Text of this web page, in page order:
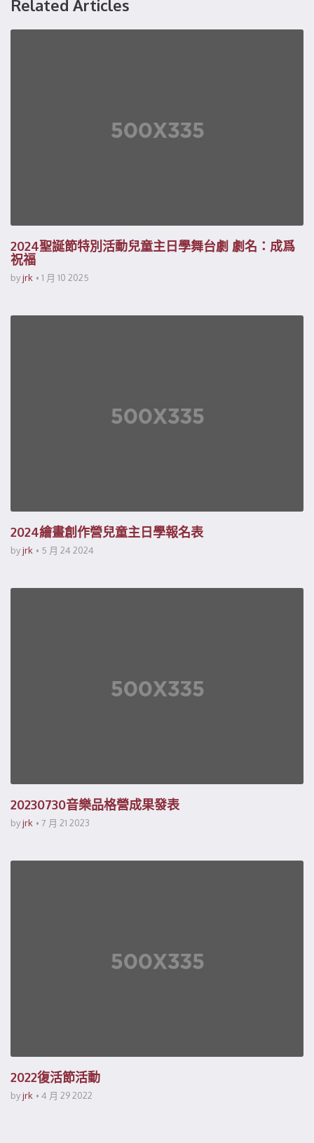
Related Articles
2024聖誕節特別活動兒童主日學舞台劇 劇名：成爲
祝福
byjrk 1 月 10 2025
2024繪畫創作營兒童主日學報名表
byjrk 5 月 24 2024
20230730音樂品格營成果發表
byjrk 7 月 21 2023
2022復活節活動
byjrk 4 月 29 2022